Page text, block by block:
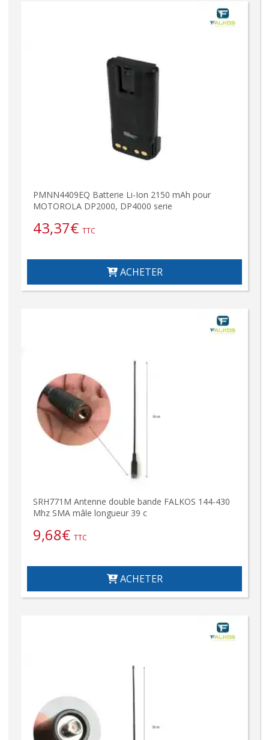
PMNN4409EQ Batterie Li-Ion 2150 mAh pour
MOTOROLA DP2000, DP4000 serie
43,37€ TTC
ACHETER
SRH771M Antenne double bande FALKOS 144-430
Mhz SMA mâle longueur 39 c
9,68€ TTC
ACHETER